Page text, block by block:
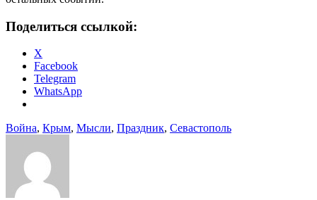
Поделиться ссылкой:
X
Facebook
Telegram
WhatsApp
Война, Крым, Мысли, Праздник, Севастополь